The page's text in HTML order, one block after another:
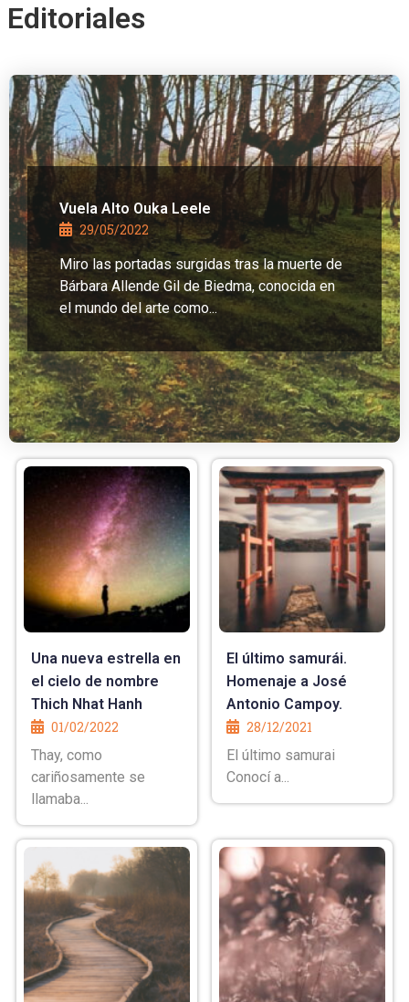
Editoriales
Vuela Alto Ouka Leele
29/05/2022
Miro las portadas surgidas tras la muerte de
Bárbara Allende Gil de Biedma, conocida en
el mundo del arte como...
Una nueva estrella en
el cielo de nombre
Thich Nhat Hanh
01/02/2022
Thay, como
cariñosamente se
llamaba...
El último samurái.
Homenaje a José
Antonio Campoy.
28/12/2021
El último samurai
Conocí a...